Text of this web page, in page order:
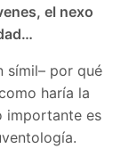
el nexo
símil– por qué
haría la
importante es